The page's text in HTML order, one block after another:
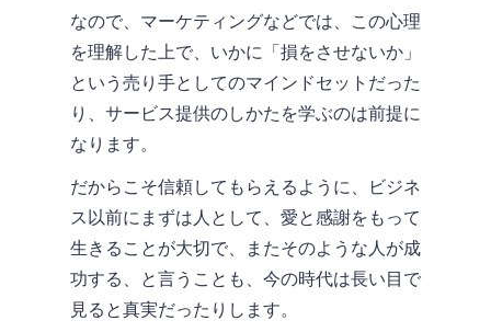
なので、マーケティングなどでは、この心理
を理解した上で、いかに「損をさせないか」
という売り手としてのマインドセットだった
り、サービス提供のしかたを学ぶのは前提に
なります。
だからこそ信頼してもらえるように、ビジネ
ス以前にまずは人として、愛と感謝をもって
生きることが大切で、またそのような人が成
功する、と言うことも、今の時代は長い目で
見ると真実だったりします。